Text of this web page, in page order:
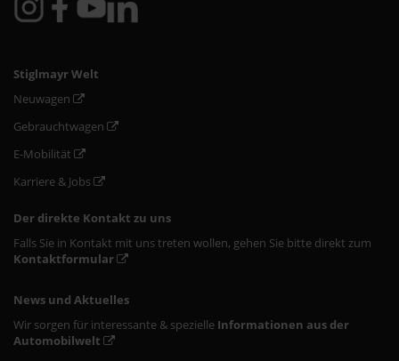
Stiglmayr Welt
Neuwagen
Gebrauchtwagen
E-Mobilität
Karriere & Jobs
Der direkte Kontakt zu uns
Falls Sie in Kontakt mit uns treten wollen, gehen Sie bitte direkt zum
Kontaktformular
News und Aktuelles
Wir sorgen für interessante & spezielle Informationen aus der
Automobilwelt